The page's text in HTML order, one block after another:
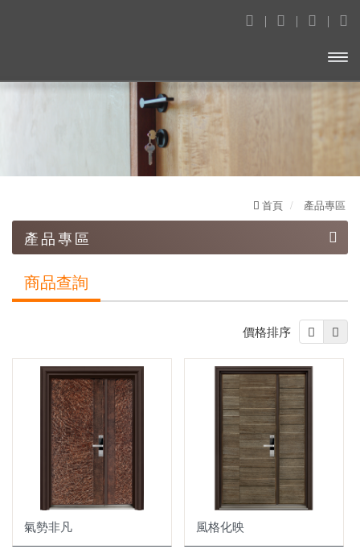
首頁 產品專區
產品專區
鑄鋁鋼木門
造型壓花玄關門
鋼製防火門
防火玻璃門 | 窗
智能電子鎖
商品查詢
價格排序
氣勢非凡 風格化映